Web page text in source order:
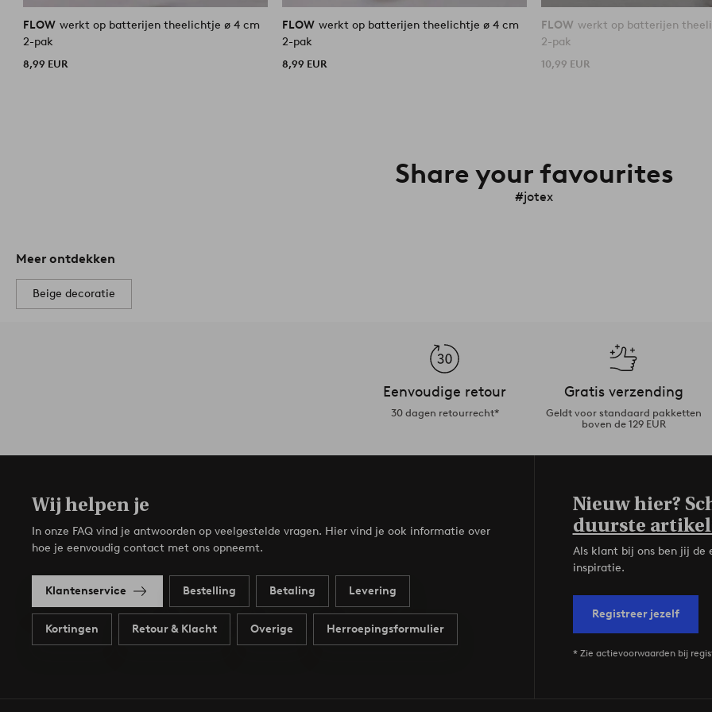
FLOW werkt op batterijen theelichtje ø 4 cm
2-pak
8,99 EUR
FLOW werkt op batterijen theelichtje ø 4 cm
2-pak
8,99 EUR
FLOW werkt op batterijen
2-pak
10,99 EUR
Share your favourites
#jotex
Meer ontdekken
Beige decoratie
Eenvoudige retour
30 dagen retourrecht*
Gratis verzending
Geldt voor standaard pakketten
boven de 129 EUR
Wij helpen je
In onze FAQ vind je antwoorden op veelgestelde vragen. Hier vind je ook informatie over
hoe je eenvoudig contact met ons opneemt.
Klantenservice Bestelling Betaling Levering
Kortingen Retour & Klacht Overige Herroepingsformulier
Nieuw hier?
duurste
Als klant bij ons ben jij de
inspiratie.
Registreer jezelf
* Zie actievoorwaarden bij